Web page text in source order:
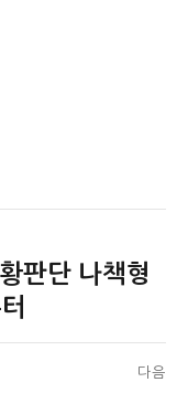
판단 나책형
다음